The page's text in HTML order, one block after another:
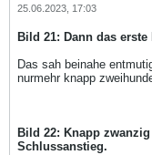
25.06.2023, 17:03
Bild 21: Dann das
Das sah beinahe
nurmehr knapp
Bild 22: Knapp
Schlussanstieg.